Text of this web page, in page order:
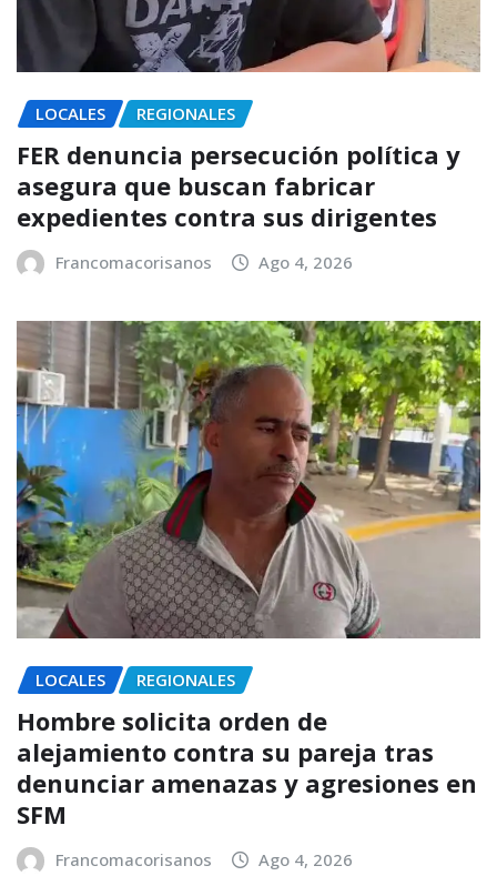
LOCALES REGIONALES
FER denuncia persecución política y
asegura que buscan fabricar
expedientes contra sus dirigentes
Francomacorisanos Ago 4, 2026
LOCALES REGIONALES
Hombre solicita orden de
alejamiento contra su pareja tras
denunciar amenazas y agresiones en
SFM
Francomacorisanos Ago 4, 2026